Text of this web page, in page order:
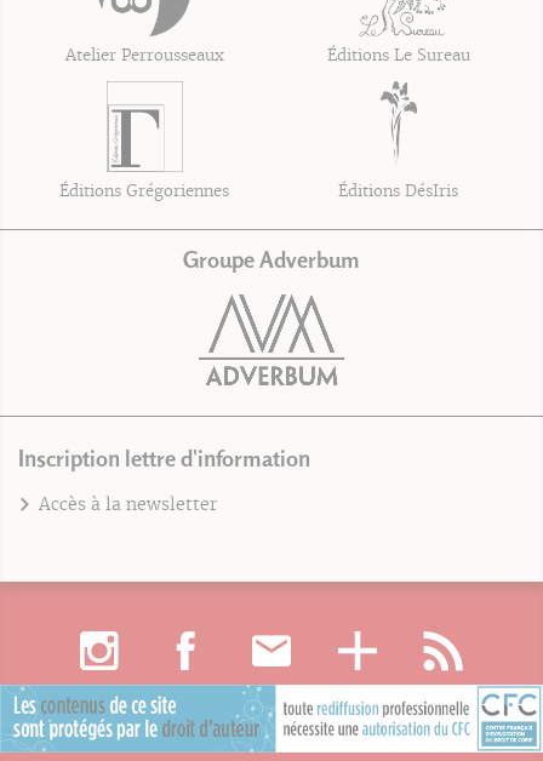
Atelier Perrousseaux Éditions Le Sureau
Éditions Grégoriennes Éditions DésIris
Groupe Adverbum
Inscription lettre d'information
Accès à la newsletter